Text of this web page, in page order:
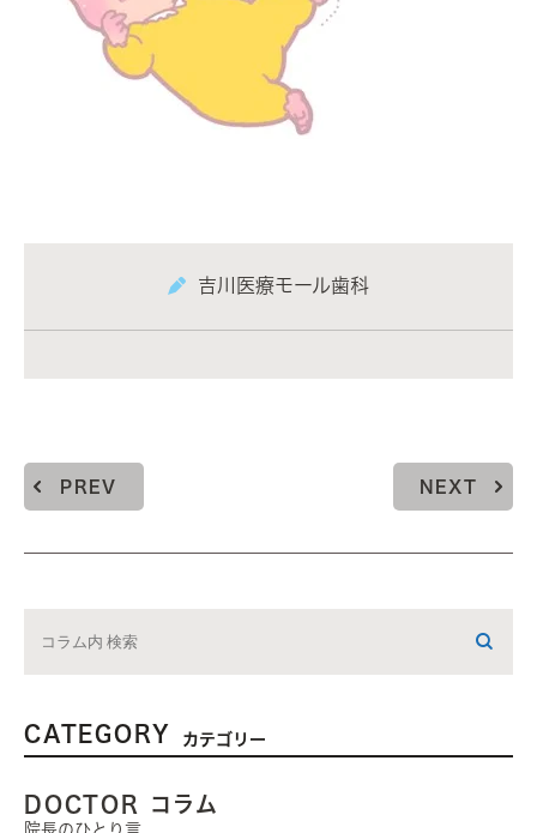
吉川医療モール歯科
PREV NEXT
CATEGORY カテゴリー
DOCTOR コラム
院長のひとり言